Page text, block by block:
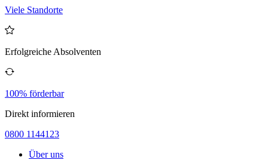
Viele Standorte
Erfolgreiche Absolventen
100% förderbar
Direkt informieren
0800 1144123
Über uns